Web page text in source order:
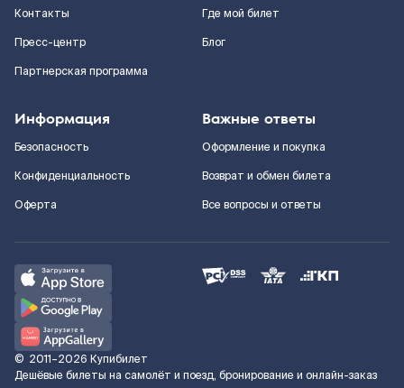
Контакты
Пресс-центр
Партнерская программа
Где мой билет
Блог
Информация
Безопасность
Конфиденциальность
Оферта
Важные ответы
Оформление и покупка
Возврат и обмен билета
Все вопросы и ответы
© 2011–2026 Купибилет
Дешёвые билеты на самолёт и поезд, бронирование и онлайн-заказ